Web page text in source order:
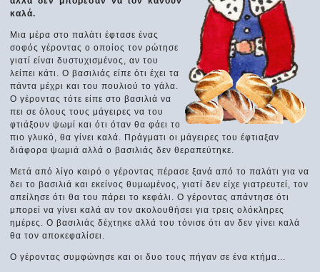
καλά.
Μια μέρα στο παλάτι έφτασε ένας
σοφός γέροντας ο οποίος τον ρώτησε
γιατί είναι δυστυχισμένος, αν του
λείπει κάτι. Ο βασιλιάς είπε ότι έχει τα
πάντα μέχρι και του πουλιού το γάλα.
Ο γέροντας τότε είπε στο βασιλιά να
πει σε όλους τους μάγειρες να του
φτιάξουν ψωμί και ότι όταν θα φάει το
πιο γλυκό, θα γίνει καλά. Πράγματι οι μάγειρες του έφτιαξαν
διάφορα ψωμιά αλλά ο βασιλιάς δεν θεραπεύτηκε.
Μετά από λίγο καιρό ο γέροντας πέρασε ξανά από το παλάτι για να
δει το βασιλιά και εκείνος θυμωμένος, γιατί δεν είχε γιατρευτεί, τον
απείλησε ότι θα του πάρει το κεφάλι. Ο γέροντας απάντησε ότι
μπορεί να γίνει καλά αν τον ακολουθήσει για τρεις ολόκληρες
ημέρες. Ο βασιλιάς δέχτηκε αλλά του τόνισε ότι αν δεν γίνει καλά
θα τον αποκεφαλίσει.
Ο γέροντας συμφώνησε και οι δυο τους πήγαν σε ένα κτήμα...